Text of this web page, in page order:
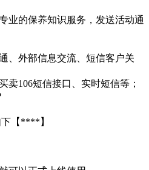
业的保养知识服务，发送活动通
、外部信息交流、短信客户关
卖106短信接口、实时短信等；
【****】